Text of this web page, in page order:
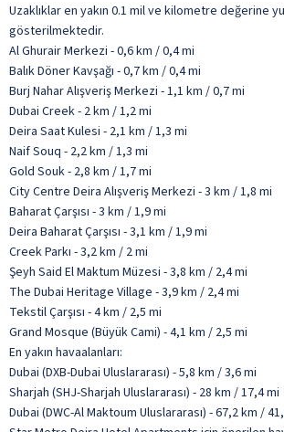
Uzaklıklar en yakın 0.1 mil ve kilometre değerine
gösterilmektedir.
Al Ghurair Merkezi - 0,6 km / 0,4 mi
Balık Döner Kavşağı - 0,7 km / 0,4 mi
Burj Nahar Alışveriş Merkezi - 1,1 km / 0,7 mi
Dubai Creek - 2 km / 1,2 mi
Deira Saat Kulesi - 2,1 km / 1,3 mi
Naif Souq - 2,2 km / 1,3 mi
Gold Souk - 2,8 km / 1,7 mi
City Centre Deira Alışveriş Merkezi - 3 km / 1,8 mi
Baharat Çarşısı - 3 km / 1,9 mi
Deira Baharat Çarşısı - 3,1 km / 1,9 mi
Creek Parkı - 3,2 km / 2 mi
Şeyh Said El Maktum Müzesi - 3,8 km / 2,4 mi
The Dubai Heritage Village - 3,9 km / 2,4 mi
Tekstil Çarşısı - 4 km / 2,5 mi
Grand Mosque (Büyük Cami) - 4,1 km / 2,5 mi
En yakın havaalanları:
Dubai (DXB-Dubai Uluslararası) - 5,8 km / 3,6 mi
Sharjah (SHJ-Sharjah Uluslararası) - 28 km / 17,4 mi
Dubai (DWC-Al Maktoum Uluslararası) - 67,2 km /